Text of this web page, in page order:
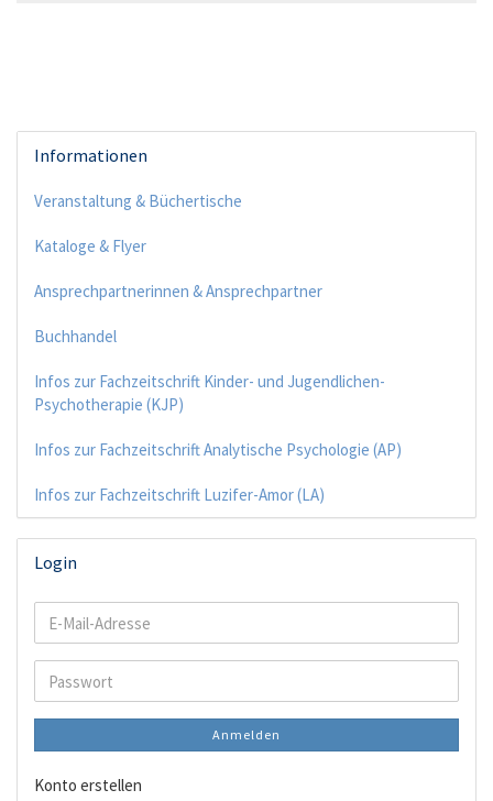
Informationen
Veranstaltung & Büchertische
Kataloge & Flyer
Ansprechpartnerinnen & Ansprechpartner
Buchhandel
Infos zur Fachzeitschrift Kinder- und Jugendlichen-
Psychotherapie (KJP)
Infos zur Fachzeitschrift Analytische Psychologie (AP)
Infos zur Fachzeitschrift Luzifer-Amor (LA)
Login
E-
Mail-
Passwort
Anmelden
Konto erstellen